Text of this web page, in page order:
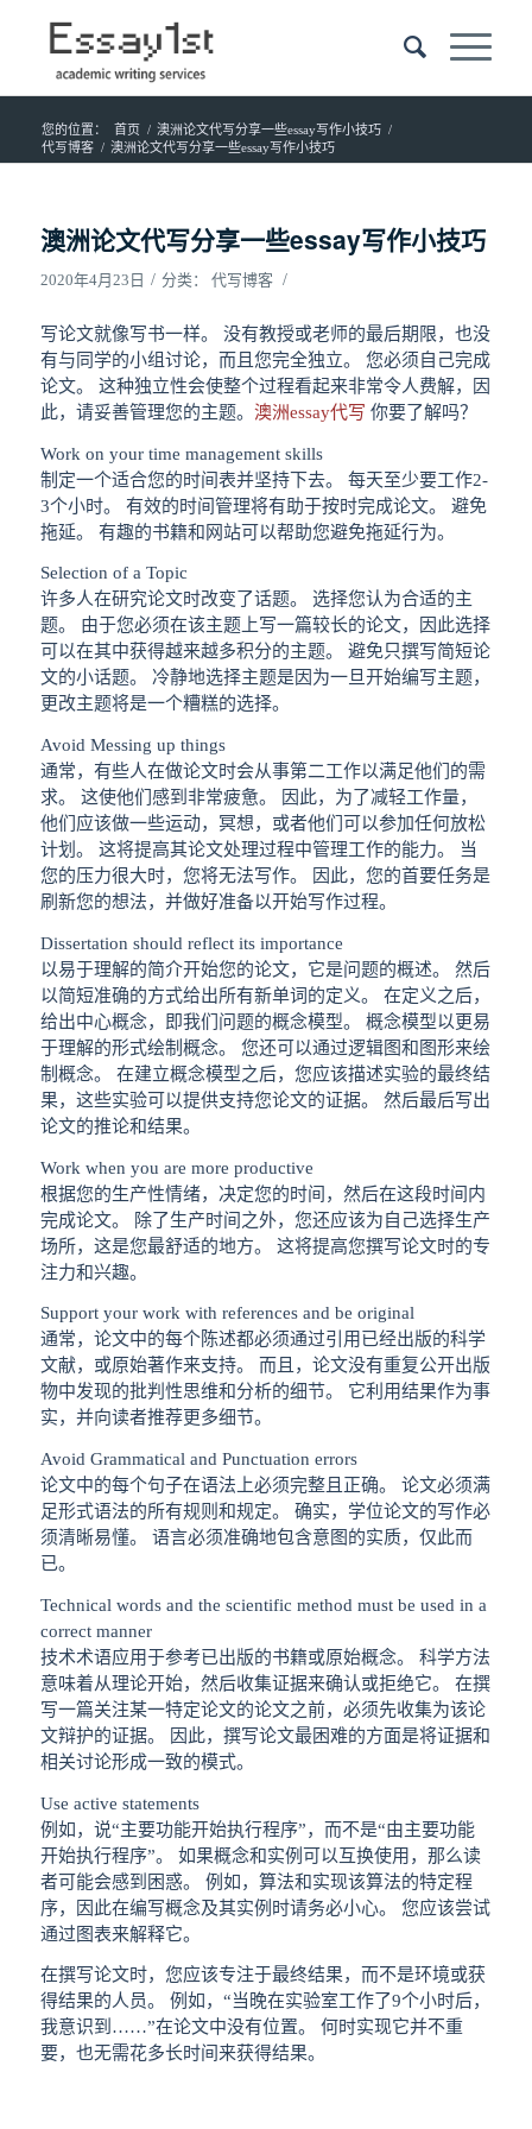
您的位置： 首页 / 澳洲论文代写分享一些essay写作小技巧 /
代写博客 / 澳洲论文代写分享一些essay写作小技巧
澳洲论文代写分享一些essay写作小技巧
2020年4月23日 / 分类： 代写博客 /
写论文就像写书一样。 没有教授或老师的最后期限，也没
有与同学的小组讨论，而且您完全独立。 您必须自己完成
论文。 这种独立性会使整个过程看起来非常令人费解，因
此，请妥善管理您的主题。 澳洲essay代写 你要了解吗？
Work on your time management skills
制定一个适合您的时间表并坚持下去。 每天至少要工作2-
3个小时。 有效的时间管理将有助于按时完成论文。 避免
拖延。 有趣的书籍和网站可以帮助您避免拖延行为。
Selection of a Topic
许多人在研究论文时改变了话题。 选择您认为合适的主
题。 由于您必须在该主题上写一篇较长的论文，因此选择
可以在其中获得越来越多积分的主题。 避免只撰写简短论
文的小话题。 冷静地选择主题是因为一旦开始编写主题，
更改主题将是一个糟糕的选择。
Avoid Messing up things
通常，有些人在做论文时会从事第二工作以满足他们的需
求。 这使他们感到非常疲惫。 因此，为了减轻工作量，
他们应该做一些运动，冥想，或者他们可以参加任何放松
计划。 这将提高其论文处理过程中管理工作的能力。 当
您的压力很大时，您将无法写作。 因此，您的首要任务是
刷新您的想法，并做好准备以开始写作过程。
Dissertation should reflect its importance
以易于理解的简介开始您的论文，它是问题的概述。 然后
以简短准确的方式给出所有新单词的定义。 在定义之后，
给出中心概念，即我们问题的概念模型。 概念模型以更易
于理解的形式绘制概念。 您还可以通过逻辑图和图形来绘
制概念。 在建立概念模型之后，您应该描述实验的最终结
果，这些实验可以提供支持您论文的证据。 然后最后写出
论文的推论和结果。
Work when you are more productive
根据您的生产性情绪，决定您的时间，然后在这段时间内
完成论文。 除了生产时间之外，您还应该为自己选择生产
场所，这是您最舒适的地方。 这将提高您撰写论文时的专
注力和兴趣。
Support your work with references and be original
通常，论文中的每个陈述都必须通过引用已经出版的科学
文献，或原始著作来支持。 而且，论文没有重复公开出版
物中发现的批判性思维和分析的细节。 它利用结果作为事
实，并向读者推荐更多细节。
Avoid Grammatical and Punctuation errors
论文中的每个句子在语法上必须完整且正确。 论文必须满
足形式语法的所有规则和规定。 确实，学位论文的写作必
须清晰易懂。 语言必须准确地包含意图的实质，仅此而
已。
Technical words and the scientific method must be used in a
correct manner
技术术语应用于参考已出版的书籍或原始概念。 科学方法
意味着从理论开始，然后收集证据来确认或拒绝它。 在撰
写一篇关注某一特定论文的论文之前，必须先收集为该论
文辩护的证据。 因此，撰写论文最困难的方面是将证据和
相关讨论形成一致的模式。
Use active statements
例如，说“主要功能开始执行程序”，而不是“由主要功能
开始执行程序”。 如果概念和实例可以互换使用，那么读
者可能会感到困惑。 例如，算法和实现该算法的特定程
序，因此在编写概念及其实例时请务必小心。 您应该尝试
通过图表来解释它。
在撰写论文时，您应该专注于最终结果，而不是环境或获
得结果的人员。 例如，“当晚在实验室工作了9个小时后，
我意识到……”在论文中没有位置。 何时实现它并不重
要，也无需花多长时间来获得结果。